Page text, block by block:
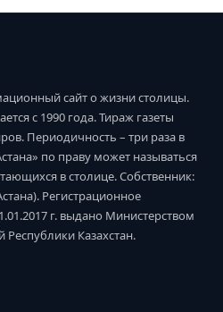
сайт о жизни столицы.
с 1990 года. Тираж газеты
Периодичность – три раза в
по праву может называться
в столице. Собственник:
Регистрационное
г. выдано Министерством
Казахстан.